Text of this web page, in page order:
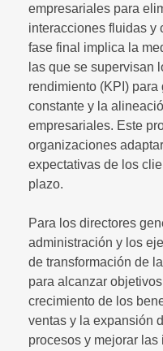
empresariales para
interacciones fluidas y
fase final implica la
las que se supervisan
rendimiento (KPI)
constante y la
empresariales. Este
organizaciones
expectativas de los
plazo.
Para los directores
administración y los
de transformación de
para alcanzar
crecimiento de los
ventas y la expansión
procesos y mejorar